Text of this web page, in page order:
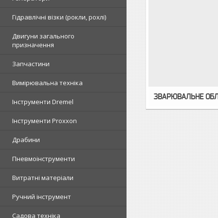
Гідравлічні візки (рокли, рохлі)
Двигуни загального
призначення
Запчастини
Вимірювальна техніка
Інструменти Dremel
Інструменти Proxxon
Драбини
Пневмоінструменти
Витратні матеріали
Ручний інструмент
Садова техніка
ЗВАРЮВАЛЬНЕ